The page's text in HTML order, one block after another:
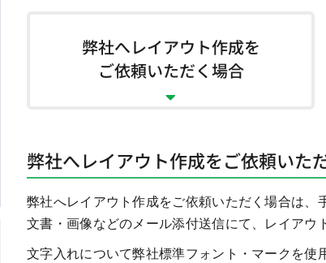
弊社へレイアウト作成を
ご依頼いただく場合
弊社へレイアウト作成をご依頼いた
弊社へレイアウト作成をご依頼いただく場合は、
文書・画像などのメール添付送信にて、レイアウ
文字入れについて弊社標準フォント・マークを使